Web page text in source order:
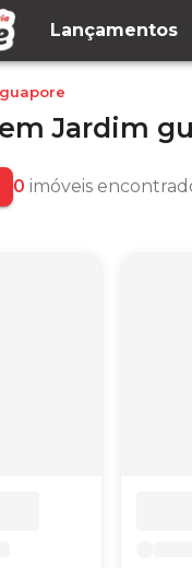
Lançamentos
emJardim
0 imóveis